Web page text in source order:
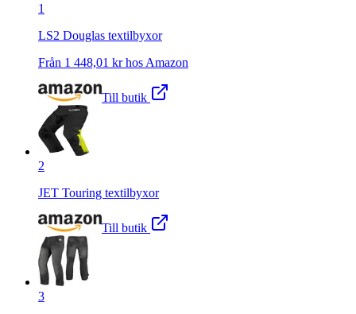
1
LS2 Douglas textilbyxor
Från 1 448,01 kr hos Amazon
Till butik
2
JET Touring textilbyxor
Till butik
3